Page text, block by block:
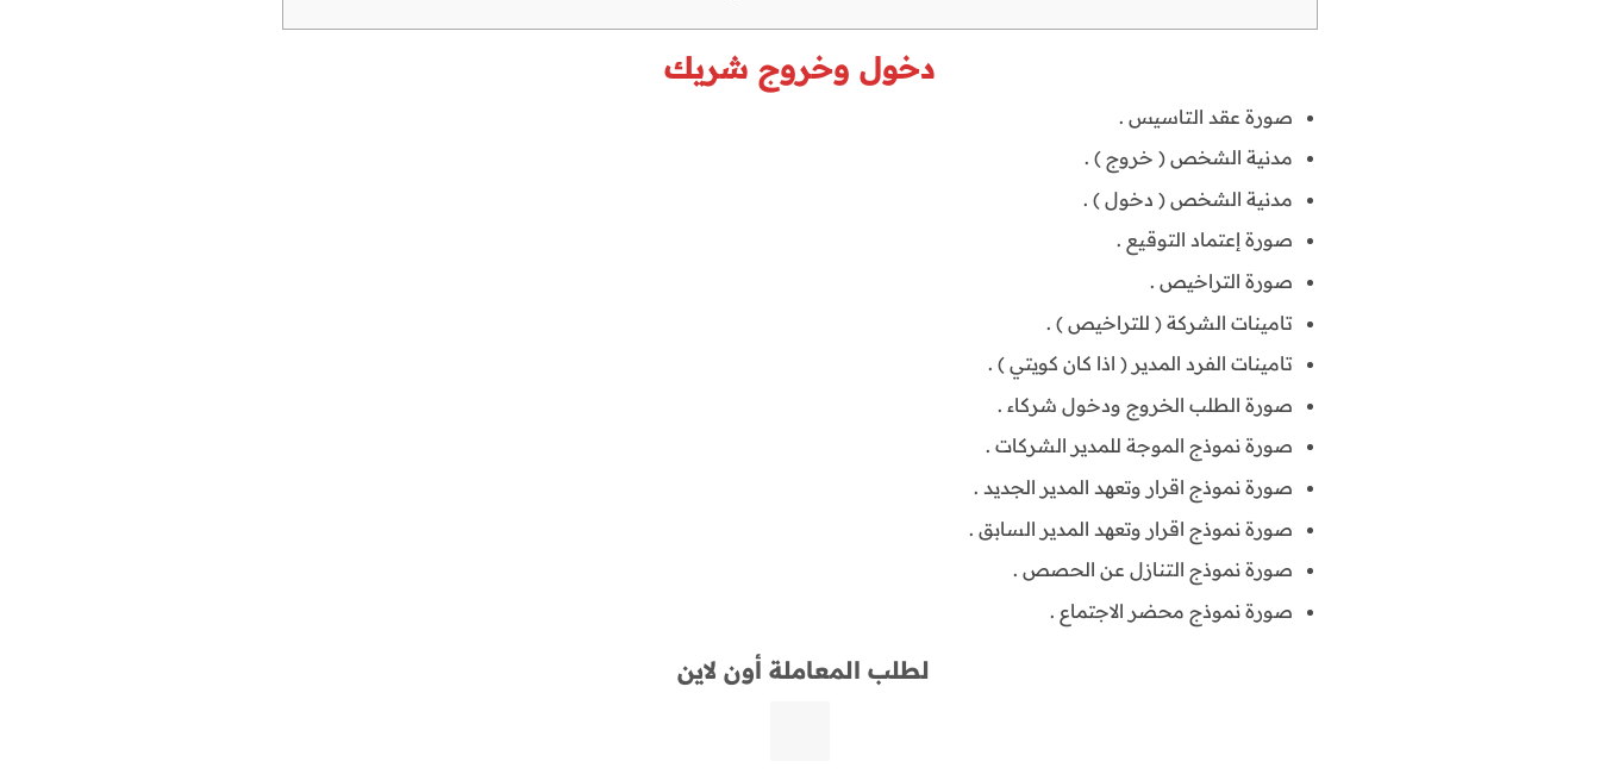
دخول وخروج شريك
صورة عقد التاسيس .
مدنية الشخص ( خروج ) .
مدنية الشخص ( دخول ) .
صورة إعتماد التوقيع .
صورة التراخيص .
تامينات الشركة ( للتراخيص ) .
تامينات الفرد المدير ( اذا كان كويتي ) .
صورة الطلب الخروج ودخول شركاء .
صورة نموذج الموجة للمدير الشركات .
صورة نموذج اقرار وتعهد المدير الجديد .
صورة نموذج اقرار وتعهد المدير السابق .
صورة نموذج التنازل عن الحصص .
صورة نموذج محضر الاجتماع .
لطلب المعاملة أون لاين